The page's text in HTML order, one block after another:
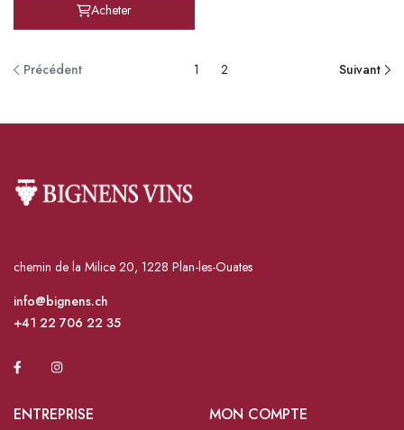
Acheter
Précédent 1 2 Suivant
chemin de la Milice 20, 1228 Plan-les-Ouates
info@bignens.ch
+41 22 706 22 35
ENTREPRISE MON COMPTE